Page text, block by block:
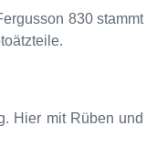
830 stammt
Hier mit Rüben und